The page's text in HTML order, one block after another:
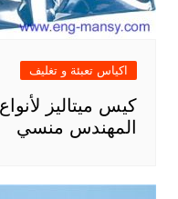
اكياس تعبئة و تغليف
كيس ميتاليز
المهندس منسي